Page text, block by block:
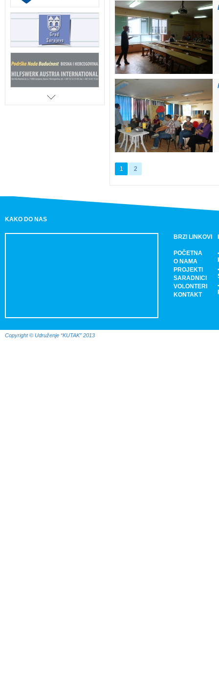
1 2
KAKO DO NAS
BRZI LINKOVI
POČETNA
O NAMA
PROJEKTI
SARADNICI
VOLONTERI
KONTAKT
Copyright © Udruženje “KUTAK” 2013